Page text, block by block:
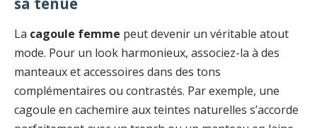
La cagoule femme peut devenir un véritable atout
mode. Pour un look harmonieux, associez-la à des
manteaux et accessoires dans des tons
complémentaires ou contrastés. Par exemple, une
cagoule en cachemire aux teintes naturelles s’accorde